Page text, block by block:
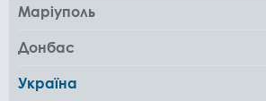
Маріуполь
Донбас
Україна